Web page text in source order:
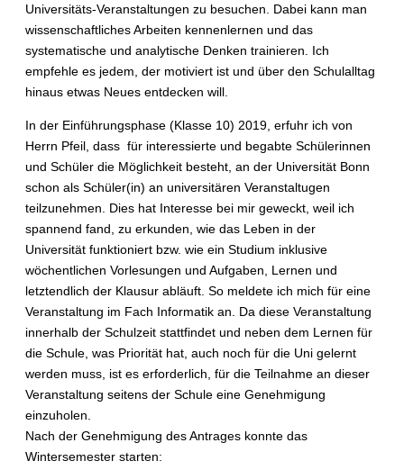
Universitäts-Veranstaltungen zu besuchen. Dabei kann man
wissenschaftliches Arbeiten kennenlernen und das
systematische und analytische Denken trainieren. Ich
empfehle es jedem, der motiviert ist und über den Schulalltag
hinaus etwas Neues entdecken will.
In der Einführungsphase (Klasse 10) 2019, erfuhr ich von
Herrn Pfeil, dass für interessierte und begabte Schülerinnen
und Schüler die Möglichkeit besteht, an der Universität Bonn
schon als Schüler(in) an universitären Veranstaltugen
teilzunehmen. Dies hat Interesse bei mir geweckt, weil ich
spannend fand, zu erkunden, wie das Leben in der
Universität funktioniert bzw. wie ein Studium inklusive
wöchentlichen Vorlesungen und Aufgaben, Lernen und
letztendlich der Klausur abläuft. So meldete ich mich für eine
Veranstaltung im Fach Informatik an. Da diese Veranstaltung
innerhalb der Schulzeit stattfindet und neben dem Lernen für
die Schule, was Priorität hat, auch noch für die Uni gelernt
werden muss, ist es erforderlich, für die Teilnahme an dieser
Veranstaltung seitens der Schule eine Genehmigung
einzuholen.
Nach der Genehmigung des Antrages konnte das
Wintersemester starten: